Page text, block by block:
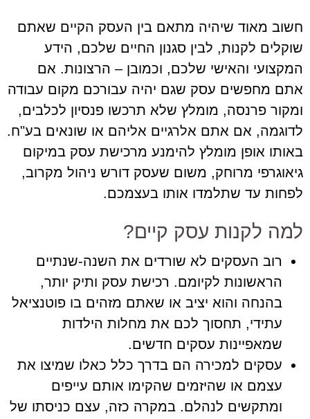
חשוב מאוד שיהיה מתאם בין העסק הקיים שאתם
שוקלים לקנות, לבין סגנון החיים שלכם, הידע
המקצועי והאישי שלכם, וכמובן – הרצונות. אם
אתם מחפשים עסק שגם יהיה עבורכם מקום עבודה
ומקור פרנסה, מומלץ שלא תרכשו פנסיון לכלבים,
לדוגמה, אם אתם אלרגיים אליהם או שונאים בע"ח.
באותו אופן מומלץ להימנע מרכישת עסק במיקום
גיאוגרפי מרוחק, משום שעסק דורש ניהול מקרוב,
לפחות עד שתלמדו אותו בעצמכם.
למה לקנות עסק קיים?
רוב העסקים לא שורדים את השנה-שנתיים
הראשונות לקיומם. רכישת עסק ותיק יותר,
בהנחה והוא יציב או שאתם מזהים בו פוטנציאל
עתידי, תחסוך לכם את מחלות הילדות
שמאפיינות עסקים חדשים.
עסקים למכירה הם בדרך כלל כאלו שמיצו את
עצמם או שהיזמים שהקימו אותם עייפים
ומתקשים לנהלם. במקרה כזה, עצם כניסתו של